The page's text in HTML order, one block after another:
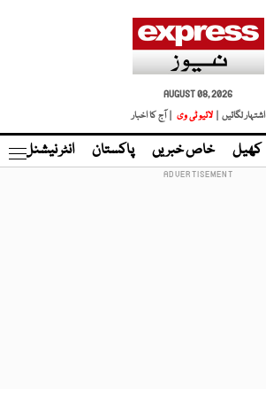
AUGUST 08, 2026
اشتہار لگائیں |
لائیو ٹی وی | آج کا اخبار
کھیل خاص خبریں پاکستان انٹر نیشنل